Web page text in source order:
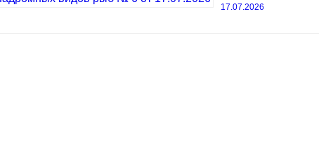
17.07.2026